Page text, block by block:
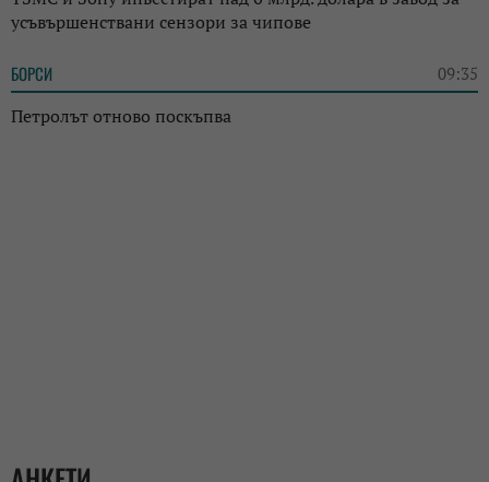
усъвършенствани сензори за чипове
БОРСИ 09:35
Петролът отново поскъпва